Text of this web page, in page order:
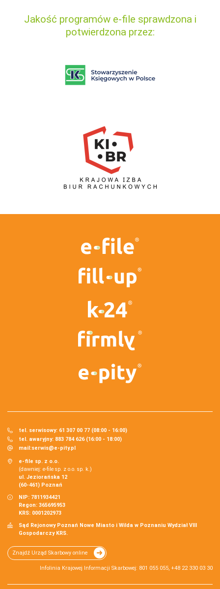
Jakość programów e-file sprawdzona i
potwierdzona przez:
tel. serwisowy: 61 307 00 77 (08:00 - 16:00)
tel. awaryjny: 883 784 626 (16:00 - 18:00)
mail:serwis@e-pity.pl
e-file sp. z o.o.
(dawniej: e-file sp. z o.o. sp. k.)
ul. Jeziorańska 12
(60-461) Poznań
NIP: 7811934421
Regon: 365695953
KRS: 0001202973
Sąd Rejonowy Poznań Nowe Miasto i Wilda w Poznaniu Wydział VIII
Gospodarczy KRS.
Znajdź Urząd Skarbowy online
Infolinia Krajowej Informacji Skarbowej: 801 055 055, +48 22 330 03 30